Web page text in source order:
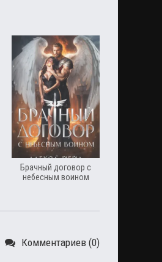
Брачный договор с
небесным воином
Комментариев (0)